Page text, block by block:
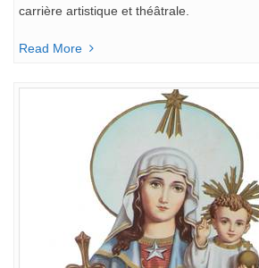
carrière artistique et théâtrale.
Read More